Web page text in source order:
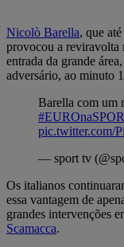
Nicolò Barella, que
provocou a reviravolta
entrada da grande
adversário, ao minuto
Barella com um
pic.twitter.com/
— sport tv
Os italianos
essa vantagem de
grandes intervenções
Scamacca.